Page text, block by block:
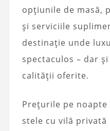
opțiunile de masă,
și serviciile
destinație unde
spectaculos – dar
calității oferite.
Prețurile pe
stele cu vilă privată